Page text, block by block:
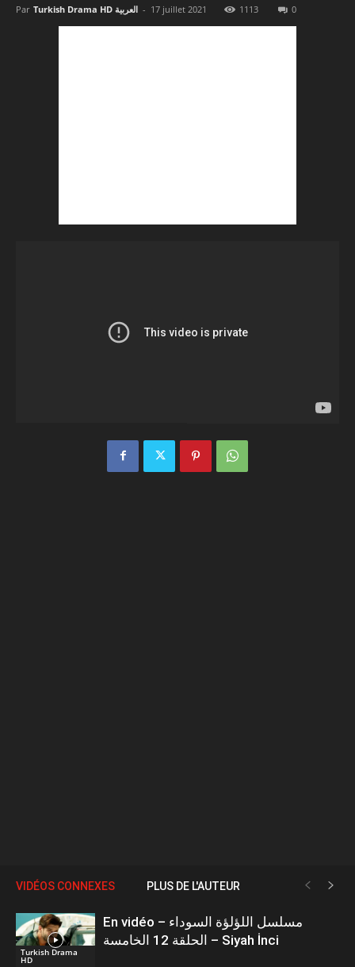
Par Turkish Drama HD العربية - 17 juillet 2021 1113 0
VIDÉOS CONNEXES PLUS DE L'AUTEUR
Turkish Drama
HD
En vidéo – مسلسل اللؤلؤة السوداء
الحلقة 12 الخامسة – Siyah İnci